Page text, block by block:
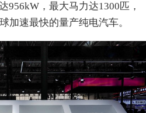
956kW，最大马力达1300匹，
加速最快的量产纯电汽车。